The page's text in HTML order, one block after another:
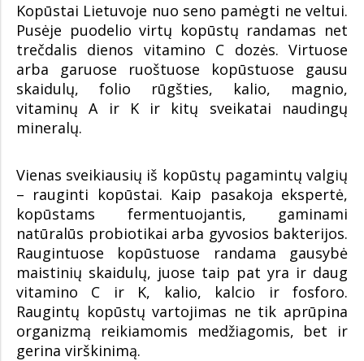
Kopūstai Lietuvoje nuo seno pamėgti ne veltui.
Pusėje puodelio virtų kopūstų randamas net
trečdalis dienos vitamino C dozės. Virtuose
arba garuose ruoštuose kopūstuose gausu
skaidulų, folio rūgšties, kalio, magnio,
vitaminų A ir K ir kitų sveikatai naudingų
mineralų.
Vienas sveikiausių iš kopūstų pagamintų valgių
– rauginti kopūstai. Kaip pasakoja ekspertė,
kopūstams fermentuojantis, gaminami
natūralūs probiotikai arba gyvosios bakterijos.
Raugintuose kopūstuose randama gausybė
maistinių skaidulų, juose taip pat yra ir daug
vitamino C ir K, kalio, kalcio ir fosforo.
Raugintų kopūstų vartojimas ne tik aprūpina
organizmą reikiamomis medžiagomis, bet ir
gerina virškinimą.